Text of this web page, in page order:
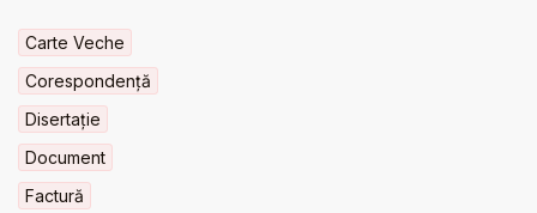
Carte Veche
Corespondență
Disertație
Document
Factură